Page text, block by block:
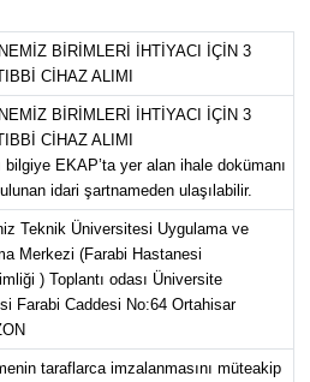
BİRİMLERİ İHTİYACI İÇİN 3
CİHAZ ALIMI
BİRİMLERİ İHTİYACI İÇİN 3
CİHAZ ALIMI
bilgiye EKAP’ta yer alan ihale dokümanı
idari şartnameden ulaşılabilir.
Teknik Üniversitesi Uygulama ve
Merkezi (Farabi Hastanesi
) Toplantı odası Üniversite
Farabi Caddesi No:64 Ortahisar
taraflarca imzalanmasını müteakip